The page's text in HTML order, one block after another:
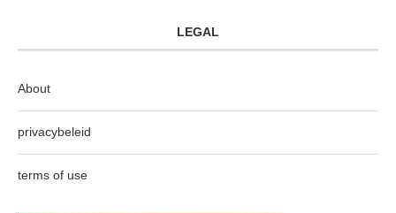
LEGAL
About
privacybeleid
terms of use